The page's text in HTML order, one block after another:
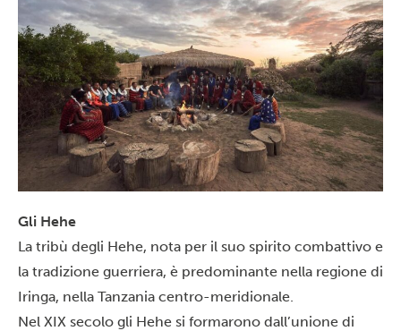
Gli Hehe
La tribù degli Hehe, nota per il suo spirito combattivo e
la tradizione guerriera, è predominante nella regione di
Iringa, nella Tanzania centro-meridionale.
Nel XIX secolo gli Hehe si formarono dall’unione di